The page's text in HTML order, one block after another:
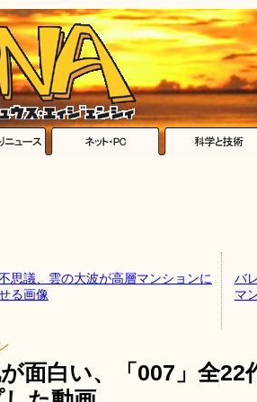
思議、雲の大波が高層マンションに
る画像
バ
マ
面白い、「007」全22